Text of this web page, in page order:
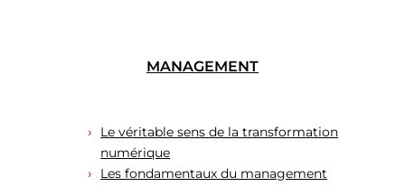
MANAGEMENT
Le véritable sens de la transformation
numérique
Les fondamentaux du management